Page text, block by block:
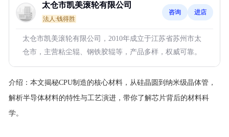
太仓市凯美滚轮有限公司
法人:钱得胜
咨询 进店
太仓市凯美滚轮有限公司，2010年成立于江苏省苏州市太
仓市，主营粘尘辊、钢铁胶辊等，产品多样，权威可靠。
介绍： 本文揭秘CPU制造的核心材料，从硅晶圆到纳米级晶体管，
解析半导体材料的特性与工艺演进，带你了解芯片背后的材料科
学。